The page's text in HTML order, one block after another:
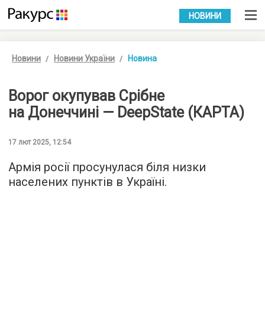
УКР РУС
НОВИНИ
Новини Новини України Новина
Ворог окупував Срібне
на Донеччині — DeepState (КАРТА)
17 лют 2025, 12:54
Армія росії просунулася біля низки
населених пунктів в Україні.